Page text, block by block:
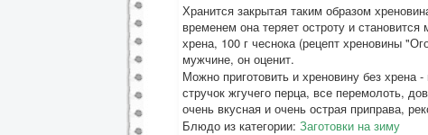
Хранится закрытая таким образом
временем она теряет остроту и
хрена, 100 г чеснока (рецепт хреновины
мужчине, он оценит.
Можно приготовить и хреновину без хрена
стручок жгучего перца, все перемолоть,
очень вкусная и очень острая приправа,
Блюдо из категории: Заготовки на зиму